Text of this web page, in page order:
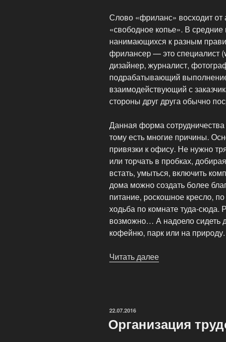
Слово «фриланс» восходит от
«свободное копье». В
нанимающихся к разным
фрилансер — это специалист
дизайнер, журналист,
подрабатывающий
взаимодействующий с
стороны друг друга обычно
Данная форма
тому есть многие причины.
привязки к офису. Не нужно
или торчать в пробках,
встать, умыться, включить
дома можно создать более
питание, роскошное кресло,
ходьба по комнате туда-сюда.
возможно… А надоело сидеть
кофейню, парк или на природу.
Читать далее
ОПУБЛИКОВАНО
22.07.2016
Организация